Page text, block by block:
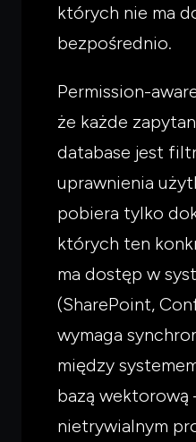
których nie ma
bezpośrednio.
Permission-
że każde
database jest
uprawnienia
pobiera tylko
których ten
ma dostęp w
(SharePoint,
wymaga
między
bazą
nietrywialnym
Czegoszukasz?
Powiedz czym się